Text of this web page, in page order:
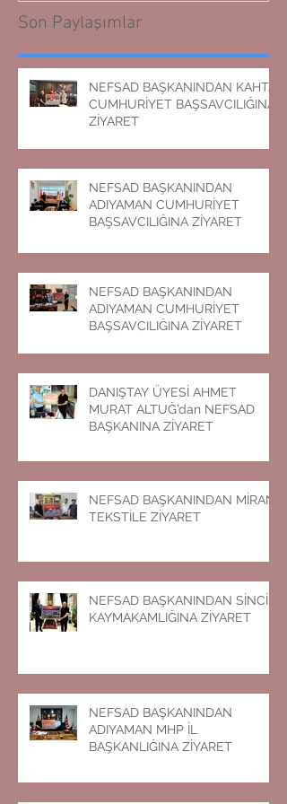
Son Paylaşımlar
NEFSAD BAŞKANINDAN KAHTA
CUMHURİYET BAŞSAVCILIĞINA
ZİYARET
NEFSAD BAŞKANINDAN
ADIYAMAN CUMHURİYET
BAŞSAVCILIĞINA ZİYARET
NEFSAD BAŞKANINDAN
ADIYAMAN CUMHURİYET
BAŞSAVCILIĞINA ZİYARET
DANIŞTAY ÜYESİ AHMET
MURAT ALTUĞ’dan NEFSAD
BAŞKANINA ZİYARET
NEFSAD BAŞKANINDAN MİRAN
TEKSTİLE ZİYARET
NEFSAD BAŞKANINDAN SİNCİK
KAYMAKAMLIĞINA ZİYARET
NEFSAD BAŞKANINDAN
ADIYAMAN MHP İL
BAŞKANLIĞINA ZİYARET